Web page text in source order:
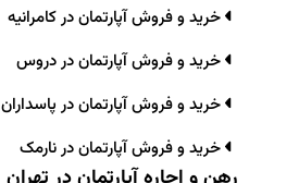
خرید و فروش آپارتمان در کامرانیه
خرید و فروش آپارتمان در دروس
خرید و فروش آپارتمان در پاسداران
خرید و فروش آپارتمان در نارمک